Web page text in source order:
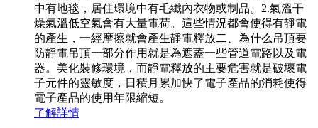
中有地毯，居住環境中有毛纖內衣物或制品。2.氣溫干
燥氣溫低空氣會有大量電荷。這些情況都會使得有靜電
的產生，一經摩擦就會產生靜電釋放二、為什么吊頂要
防靜電吊頂一部分作用就是為遮蓋一些管道電路以及電
器。美化裝修環境，而靜電釋放的主要危害就是破壞電
子元件的靈敏度，日積月累加快了電子產品的消耗使得
電子產品的使用年限縮短。
了解詳情